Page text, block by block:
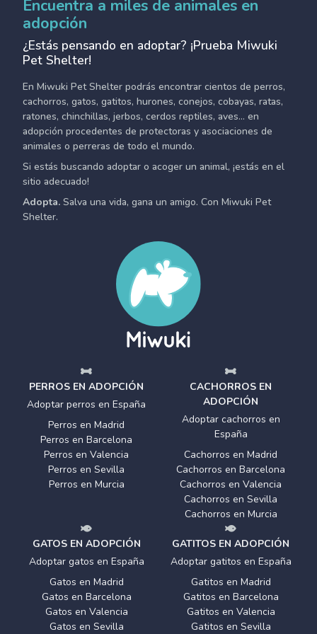
Encuentra a miles de animales en
adopción
¿Estás pensando en adoptar? ¡Prueba Miwuki
Pet Shelter!
En Miwuki Pet Shelter podrás encontrar cientos de perros,
cachorros, gatos, gatitos, hurones, conejos, cobayas, ratas,
ratones, chinchillas, jerbos, cerdos reptiles, aves... en
adopción procedentes de protectoras y asociaciones de
animales o perreras de todo el mundo.
Si estás buscando adoptar o acoger un animal, ¡estás en el
sitio adecuado!
Adopta. Salva una vida, gana un amigo. Con Miwuki Pet
Shelter.
PERROS EN ADOPCIÓN
Adoptar perros en España
Perros en Madrid
Perros en Barcelona
Perros en Valencia
Perros en Sevilla
Perros en Murcia
CACHORROS EN
ADOPCIÓN
Adoptar cachorros en
España
Cachorros en Madrid
Cachorros en Barcelona
Cachorros en Valencia
Cachorros en Sevilla
Cachorros en Murcia
GATOS EN ADOPCIÓN
Adoptar gatos en España
Gatos en Madrid
Gatos en Barcelona
Gatos en Valencia
Gatos en Sevilla
GATITOS EN ADOPCIÓN
Adoptar gatitos en España
Gatitos en Madrid
Gatitos en Barcelona
Gatitos en Valencia
Gatitos en Sevilla